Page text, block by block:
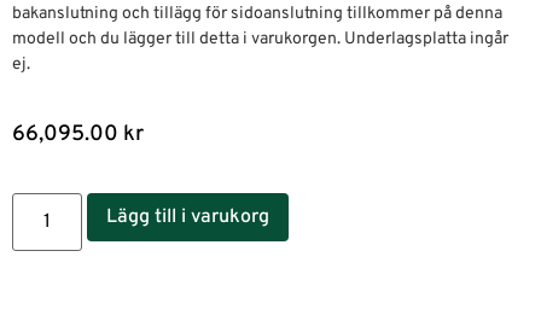
bakanslutning och tillägg för sidoanslutning tillkommer på denna
modell och du lägger till detta i varukorgen. Underlagsplatta ingår
ej.
66,095.00 kr
Lägg till i varukorg